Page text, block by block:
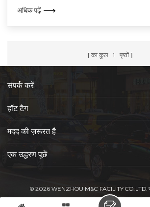
अधिक पढ़ें
का कुल 1 पृष्ठों
संपर्क करें
हॉट टैग
मदद की ज़रूरत है
एक उद्धरण पूछें
© 2026 WENZHOU M&C FACILITY CO.,LTD.
आईपीवी 6 नेटवर्क समर्थित है